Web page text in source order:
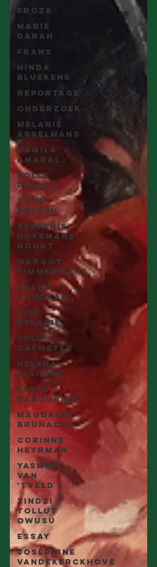
Proza
Marie
Darah
Frans
Hinda
Bluekens
Reportage
Onderzoek
Melanie
Asselmans
Camila
Amaral
Polly
Pollet
Anne
Ballon
Stefanie
Huysmans-
Noort
Margot
Timmermans
Haleh
Chinikar
Lise
Delabie
Julie
Cafmeyer
Helena
Elshout
Layla
Sabourian
Magdalee
Brunache
Corinne
Heyrman
Yasmin
Van
'tveld
Zindzi
Tollut
Owusu
essay
Joséphine
Vandekerckhove